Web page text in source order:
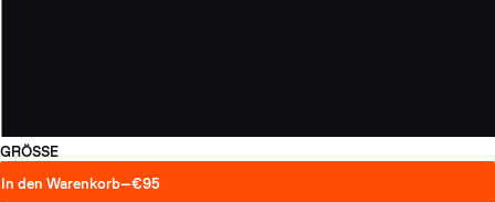
GRÖSSE
In den Warenkorb—€95